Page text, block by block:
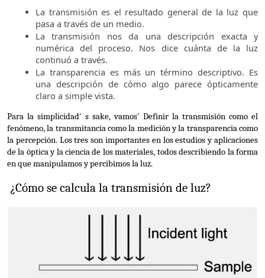
La transmisión es el resultado general de la luz que
pasa a través de un medio.
La transmisión nos da una descripción exacta y
numérica del proceso. Nos dice cuánta de la luz
continuó a través.
La transparencia es más un término descriptivo. Es
una descripción de cómo algo parece ópticamente
claro a simple vista.
Para la simplicidad' s sake, vamos' Definir la transmisión como el
fenómeno, la transmitancia como la medición y la transparencia como
la percepción. Los tres son importantes en los estudios y aplicaciones
de la óptica y la ciencia de los materiales, todos describiendo la forma
en que manipulamos y percibimos la luz.
¿Cómo se calcula la transmisión de luz?